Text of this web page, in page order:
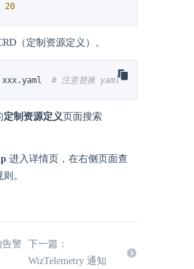
20
（定制资源定义）。
xxx.yaml # 注意替换 yaml 文件的名称
定制资源定义页面搜索
进入详情页，在右侧页面查
。
告警
下一篇：
WizTelemetry 通知